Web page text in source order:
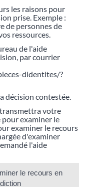
les raisons pour
prise. Exemple :
de personnes de
ressources.
de l'aide
par courrier
didentites/?
décision contestée.
transmettra votre
examiner le
examiner le recours
d'examiner
l'aide
le recours en